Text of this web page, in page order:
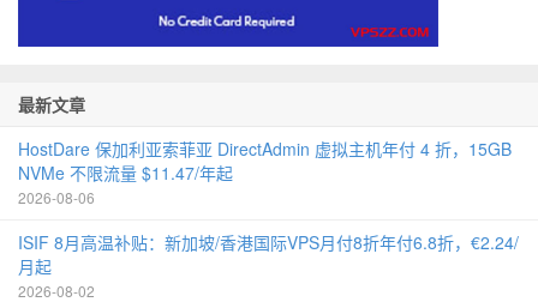
最新文章
HostDare 保加利亚索菲亚 DirectAdmin 虚拟主机年付 4 折，15GB
NVMe 不限流量 $11.47/年起
2026-08-06
ISIF 8月高温补贴：新加坡/香港国际VPS月付8折年付6.8折，€2.24/
月起
2026-08-02